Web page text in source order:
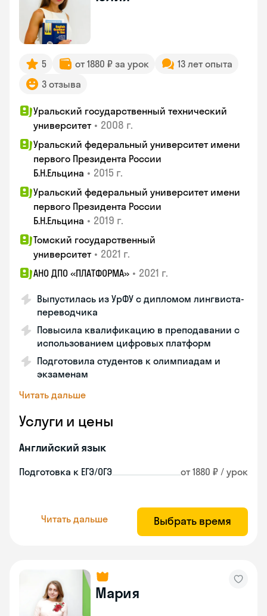
5 от 1880 ₽ за урок
13 лет опыта
3 отзыва
Уральский государственный технический
университет • 2008 г.
Уральский федеральный университет имени
первого Президента России
Б.Н.Ельцина • 2015 г.
Уральский федеральный университет имени
первого Президента России
Б.Н.Ельцина • 2019 г.
Томский государственный
университет • 2021 г.
АНО ДПО «ПЛАТФОРМА» • 2021 г.
Выпустилась из УрФУ с дипломом лингвиста-
переводчика
Повысила квалификацию в преподавании с
использованием цифровых платформ
Подготовила студентов к олимпиадам и
экзаменам
Читать дальше
Услуги и цены
Английский язык
Подготовка к ЕГЭ/ОГЭ от 1880 ₽ / урок
Читать дальше Выбрать время
Мария